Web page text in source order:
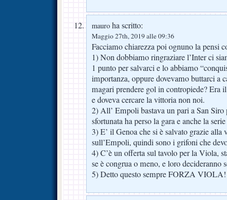
mauro ha scritto:
Maggio 27th, 2019 alle 09:36
Facciamo chiarezza poi ognuno la pensi
1) Non dobbiamo ringraziare l’Inter ci
1 punto per salvarci e lo abbiamo
importanza, oppure dovevamo buttarci a
magari prendere gol in contropiede? Era
e doveva cercare la vittoria non noi.
2) All’ Empoli bastava un pari a San Siro
sfortunata ha perso la gara e anche la
3) E’ il Genoa che si è salvato grazie
sull’Empoli, quindi sono i grifoni che
4) C’è un offerta sul tavolo per la Viola,
se è congrua o meno, e loro decideranno
5) Detto questo sempre FORZA